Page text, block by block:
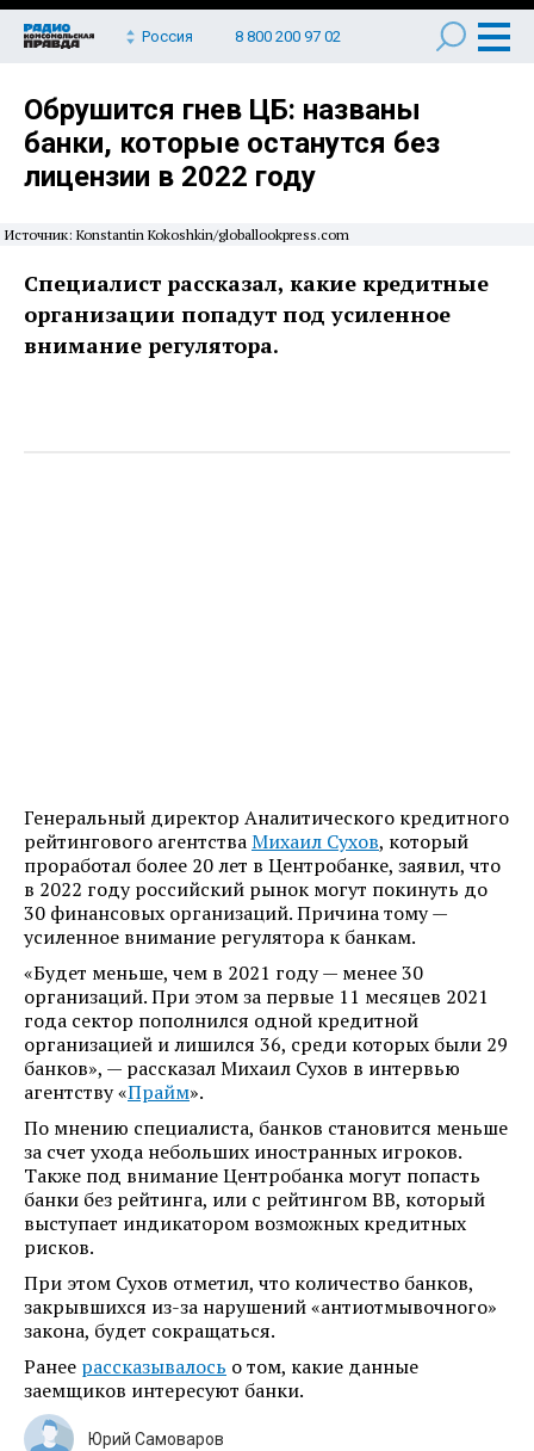
Россия 8 800 200 97 02
Обрушится гнев ЦБ: названы
банки, которые останутся без
лицензии в 2022 году
Источник: Konstantin Kokoshkin/globallookpress.com
Специалист рассказал, какие кредитные
организации попадут под усиленное
внимание регулятора.
Генеральный директор Аналитического кредитного
рейтингового агентстваМихаил Сухов, который
проработал более 20 лет в Центробанке, заявил, что
в 2022 году российский рынок могут покинуть до
30 финансовых организаций. Причина тому —
усиленное внимание регулятора к банкам.
«Будет меньше, чем в 2021 году — менее 30
организаций. При этом за первые 11 месяцев 2021
года сектор пополнился одной кредитной
организацией и лишился 36, среди которых были 29
банков», — рассказал Михаил Сухов в интервью
агентству «Прайм».
По мнению специалиста, банков становится меньше
за счет ухода небольших иностранных игроков.
Также под внимание Центробанка могут попасть
банки без рейтинга, или с рейтингом BB, который
выступает индикатором возможных кредитных
рисков.
При этом Сухов отметил, что количество банков,
закрывшихся из-за нарушений «антиотмывочного»
закона, будет сокращаться.
Ранее рассказывалось о том, какие данные
заемщиков интересуют банки.
Юрий Самоваров